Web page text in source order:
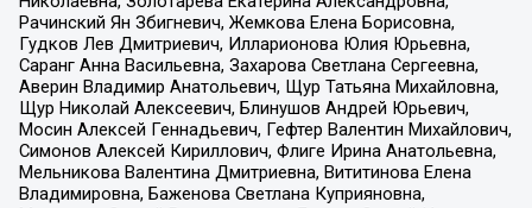
Рачинский Ян Збигневич, Жемкова Елена Борисовна,
Гудков Лев Дмитриевич, Илларионова Юлия Юрьевна,
Саранг Анна Васильевна, Захарова Светлана Сергеевна,
Аверин Владимир Анатольевич, Щур Татьяна Михайловна,
Щур Николай Алексеевич, Блинушов Андрей Юрьевич,
Мосин Алексей Геннадьевич, Гефтер Валентин Михайлович,
Симонов Алексей Кириллович, Флиге Ирина Анатольевна,
Мельникова Валентина Дмитриевна, Вититинова Елена
Владимировна, Баженова Светлана Куприяновна,